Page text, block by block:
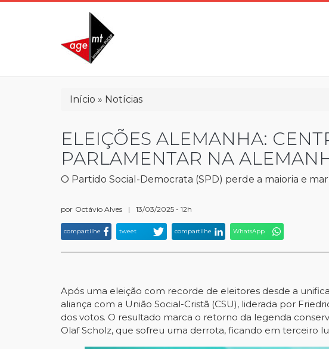
Trilha
navegação
Início Notícias
ELEIÇÕES ALEMANHA:
PARLAMENTAR NA
O Partido Social-Democrata (SPD) perde a maioria e
por Octávio Alves | 13/03/2025 - 12h
compartilhe tweet compartilhe WhatsApp
Após uma eleição com recorde de eleitores desde a
aliança com a União Social-Cristã (CSU), liderada por
dos votos. O resultado marca o retorno da legenda
Olaf Scholz, que sofreu uma derrota, ficando em terceiro